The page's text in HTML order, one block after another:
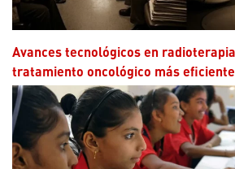
Avances tecnológicos en radioterapia hacen el
tratamiento oncológico más eficiente